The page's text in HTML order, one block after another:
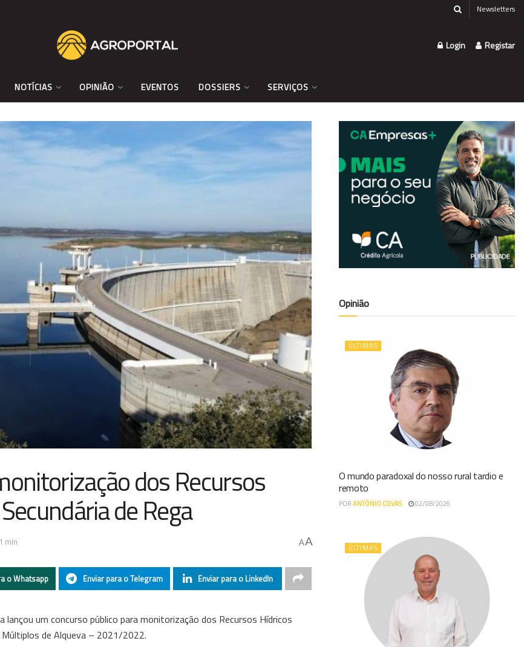
Newsletters
Login Registar
NOTÍCIAS OPINIÃO EVENTOS DOSSIERS SERVIÇOS
dos Recursos
de Rega
min AA
o Whatsapp Enviar para o Telegram Enviar para o LinkedIn
um concurso público para monitorização dos Recursos Hídricos
Múltiplos de Alqueva – 2021/2022.
Opinião
ÚLTIMAS
O mundo paradoxal do nosso rural tardio e
remoto
PORANTÓNIO COVAS 02/08/2026
ÚLTIMAS